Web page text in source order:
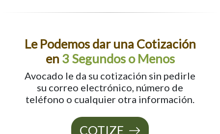
Le Podemos dar una Cotización
en 3 Segundos o Menos
Avocado le da su cotización sin pedirle
su correo electrónico, número de
teléfono o cualquier otra información.
COTIZE